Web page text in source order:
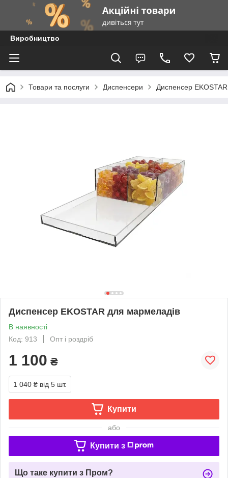
Виробництво
Товари та послуги Диспенсери Диспенсер
Диспенсер EKOSTAR для мармеладів
В наявності
Код: 913
Опт і роздріб
1 100 ₴
1 040 ₴ від 5 шт.
Купити
або
Купити з
Що таке купити з Пром?